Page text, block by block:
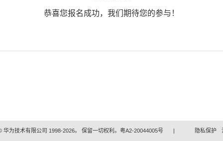
恭喜您报名成功，我们期待您的参与！
华为技术有限公司 1998-2026。 保留一切权利。粤A2-20044005号 | 隐私保护